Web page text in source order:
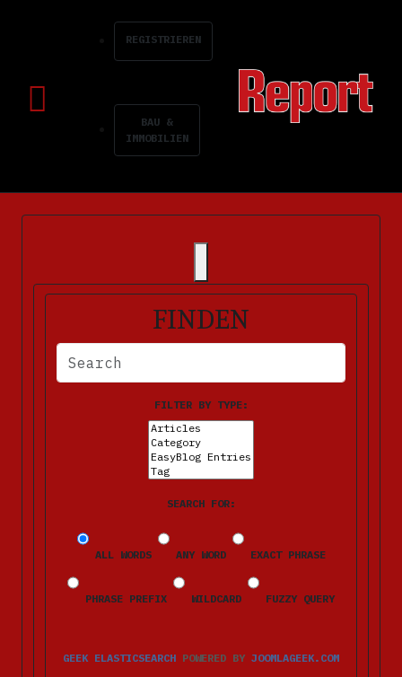
REGISTRIEREN
BAU &
IMMOBILIEN
FINDEN
BITTE FÜLLEN SIE DIE ERFORDERLICHEN FELDER AUS.
FILTER BY TYPE:
SEARCH FOR:
ALL WORDS ANY WORD EXACT PHRASE
PHRASE PREFIX WILDCARD FUZZY QUERY
GEEK ELASTICSEARCH POWERED BY JOOMLAGEEK.COM